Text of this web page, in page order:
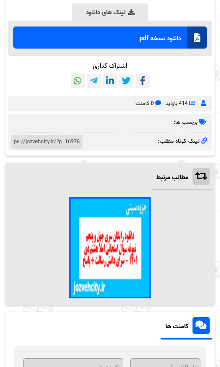
لینک های دانلود
دانلود نسخه pdf
اشتراک گذاری
414 بازدید 0 کامنت
برچسب ها:
لینک کوتاه مطلب:
مطالب مرتبط
کامنت ها